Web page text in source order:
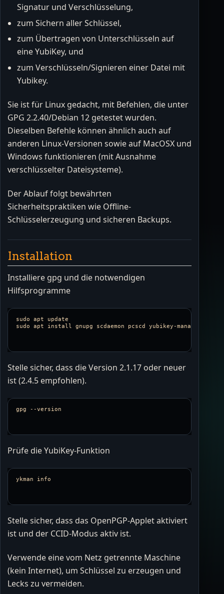
Signatur und Verschlüsselung,
zum Sichern aller Schlüssel,
zum Übertragen von Unterschlüsseln auf
eine YubiKey, und
zum Verschlüsseln/Signieren einer Datei mit
Yubikey.
Sie ist für Linux gedacht, mit Befehlen, die unter
GPG 2.2.40/Debian 12 getestet wurden.
Dieselben Befehle können ähnlich auch auf
anderen Linux-Versionen sowie auf MacOSX und
Windows funktionieren (mit Ausnahme
verschlüsselter Dateisysteme).
Der Ablauf folgt bewährten
Sicherheitspraktiken wie Offline-
Schlüsselerzeugung und sicheren Backups.
Installation
Installiere gpg und die notwendigen
Hilfsprogramme
sudo
sudo apt install
Stelle sicher, dass die Version 2.1.17 oder neuer
ist (2.4.5 empfohlen).
gpg --version
Prüfe die YubiKey-Funktion
Stelle sicher, dass das OpenPGP-Applet aktiviert
ist und der CCID-Modus aktiv ist.
Verwende eine vom Netz getrennte Maschine
(kein Internet), um Schlüssel zu erzeugen und
Lecks zu vermeiden.